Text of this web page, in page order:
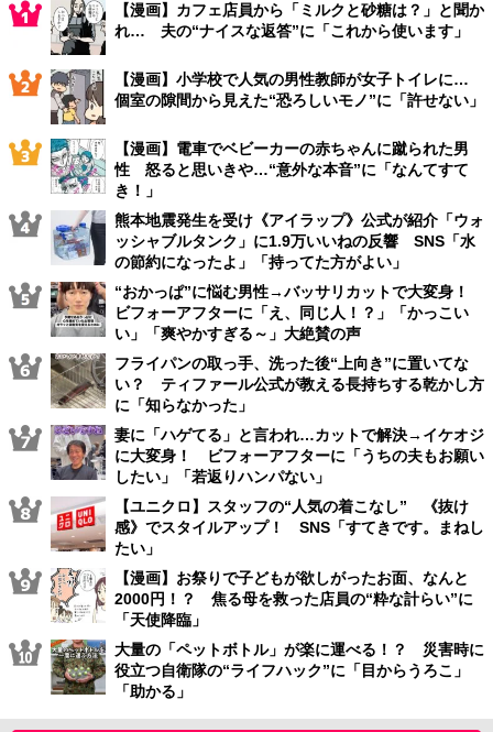
【漫画】カフェ店員から「ミルクと砂糖は？」と聞か
れ… 夫の“ナイスな返答”に「これから使います」
【漫画】小学校で人気の男性教師が女子トイレに…
個室の隙間から見えた“恐ろしいモノ”に「許せない」
【漫画】電車でベビーカーの赤ちゃんに蹴られた男
性 怒ると思いきや…“意外な本音”に「なんてすて
き！」
熊本地震発生を受け《アイラップ》公式が紹介「ウォ
ッシャブルタンク」に1.9万いいねの反響 SNS「水
の節約になったよ」「持ってた方がよい」
“おかっぱ”に悩む男性→バッサリカットで大変身！
ビフォーアフターに「え、同じ人！？」「かっこい
い」「爽やかすぎる～」大絶賛の声
フライパンの取っ手、洗った後“上向き”に置いてな
い？ ティファール公式が教える長持ちする乾かし方
に「知らなかった」
妻に「ハゲてる」と言われ…カットで解決→イケオジ
に大変身！ ビフォーアフターに「うちの夫もお願い
したい」「若返りハンパない」
【ユニクロ】スタッフの“人気の着こなし” 《抜け
感》でスタイルアップ！ SNS「すてきです。まねし
たい」
【漫画】お祭りで子どもが欲しがったお面、なんと
2000円！？ 焦る母を救った店員の“粋な計らい”に
「天使降臨」
大量の「ペットボトル」が楽に運べる！？ 災害時に
役立つ自衛隊の“ライフハック”に「目からうろこ」
「助かる」